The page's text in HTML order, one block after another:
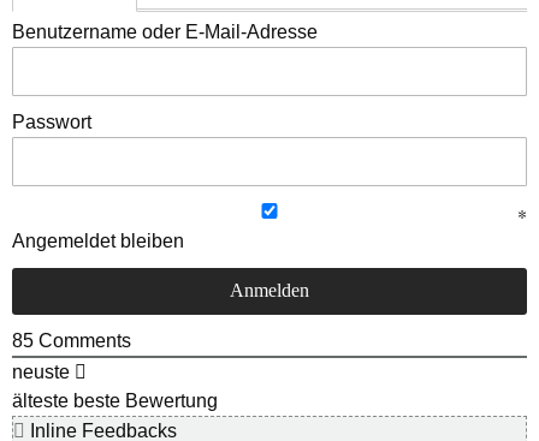
Benutzername oder E-Mail-Adresse
Passwort
Angemeldet bleiben
85 Comments
neuste
älteste beste Bewertung
Inline Feedbacks